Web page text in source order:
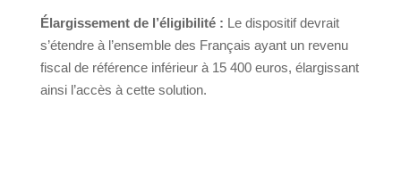
Élargissement de l’éligibilité : Le dispositif devrait
s’étendre à l’ensemble des Français ayant un revenu
fiscal de référence inférieur à 15 400 euros, élargissant
ainsi l’accès à cette solution.